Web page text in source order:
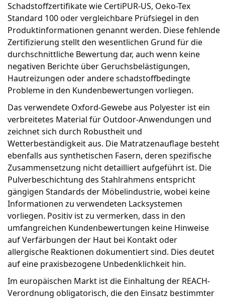
Schadstoffzertifikate wie CertiPUR-US, Oeko-Tex
Standard 100 oder vergleichbare Prüfsiegel in den
Produktinformationen genannt werden. Diese fehlende
Zertifizierung stellt den wesentlichen Grund für die
durchschnittliche Bewertung dar, auch wenn keine
negativen Berichte über Geruchsbelästigungen,
Hautreizungen oder andere schadstoffbedingte
Probleme in den Kundenbewertungen vorliegen.
Das verwendete Oxford-Gewebe aus Polyester ist ein
verbreitetes Material für Outdoor-Anwendungen und
zeichnet sich durch Robustheit und
Wetterbeständigkeit aus. Die Matratzenauflage besteht
ebenfalls aus synthetischen Fasern, deren spezifische
Zusammensetzung nicht detailliert aufgeführt ist. Die
Pulverbeschichtung des Stahlrahmens entspricht
gängigen Standards der Möbelindustrie, wobei keine
Informationen zu verwendeten Lacksystemen
vorliegen. Positiv ist zu vermerken, dass in den
umfangreichen Kundenbewertungen keine Hinweise
auf Verfärbungen der Haut bei Kontakt oder
allergische Reaktionen dokumentiert sind. Dies deutet
auf eine praxisbezogene Unbedenklichkeit hin.
Im europäischen Markt ist die Einhaltung der REACH-
Verordnung obligatorisch, die den Einsatz bestimmter